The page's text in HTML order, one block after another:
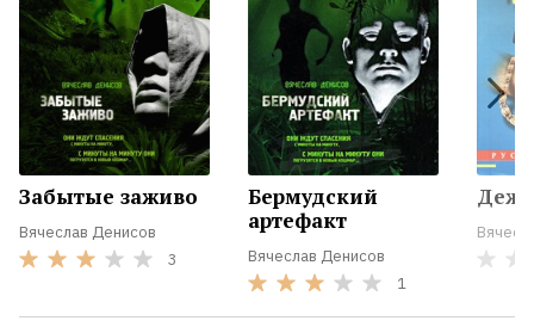
Забытые заживо
Вячеслав Денисов
3
Бермудский
артефакт
Вячеслав Денисов
1